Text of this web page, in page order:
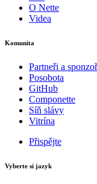
O Nette
Videa
Komunita
Partneři a
Posobota
GitHub
Componette
Síň slávy
Vitrína
Přispějte
Vyberte si jazyk